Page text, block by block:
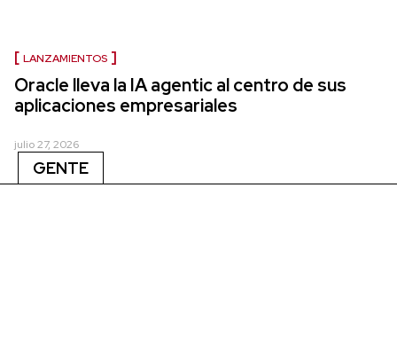
LANZAMIENTOS
Oracle lleva la IA agentic al centro de sus
aplicaciones empresariales
julio 27, 2026
GENTE